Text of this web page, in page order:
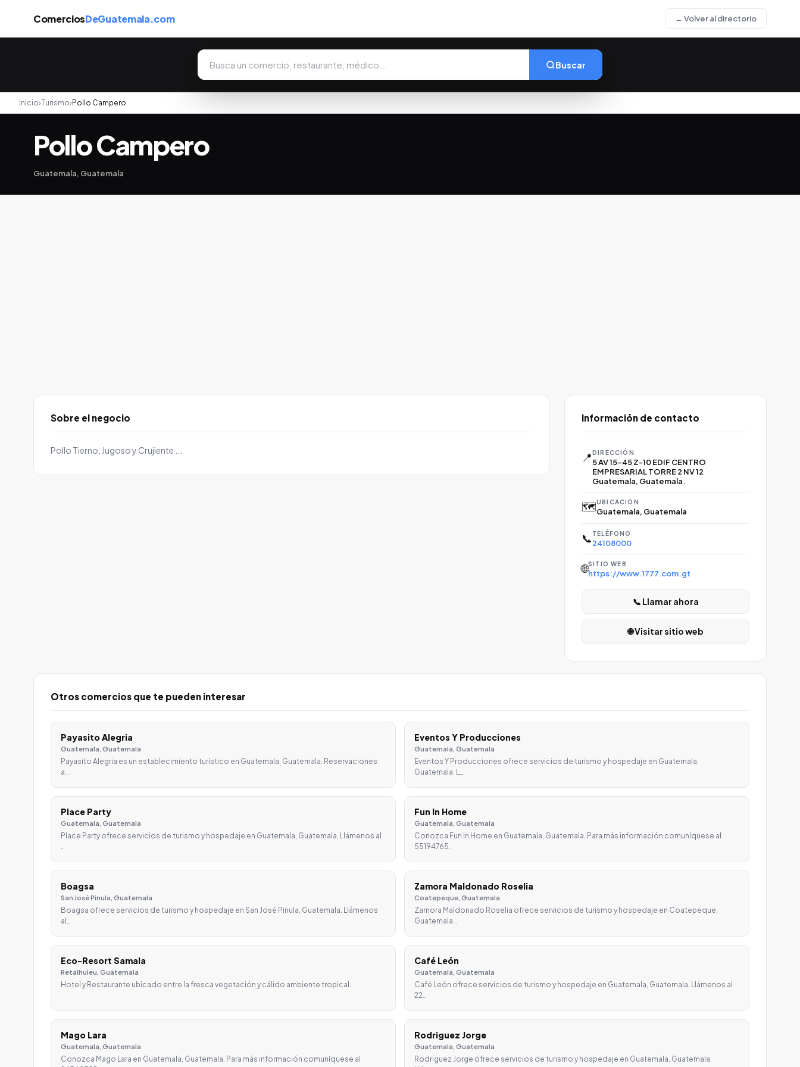
ComerciosDeGuatemala.com ← Volver al directorio
Buscar
Inicio›Turismo› Pollo Campero
Pollo Campero
Guatemala, Guatemala
Sobre el negocio
Pollo Tierno, Jugoso y Crujiente ...
Información de contacto
📍DIRECCIÓN
5 AV 15-45 Z-10 EDIF CENTRO
EMPRESARIAL TORRE 2 NV 12
Guatemala, Guatemala.
🗺️UBICACIÓN
Guatemala, Guatemala
📞 TELÉFONO
24108000
🌐SITIO WEB
https://www.1777.com.gt
📞 Llamar ahora
🌐 Visitar sitio web
Otros comercios que te pueden interesar
Payasito Alegria
Guatemala, Guatemala
Payasito Alegria es un establecimiento turístico en Guatemala, Guatemala. Reservaciones
a…
Eventos Y Producciones
Guatemala, Guatemala
Eventos Y Producciones ofrece servicios de turismo y hospedaje en Guatemala,
Guatemala. L…
Place Party
Guatemala, Guatemala
Place Party ofrece servicios de turismo y hospedaje en Guatemala, Guatemala. Llámenos al
…
Fun In Home
Guatemala, Guatemala
Conozca Fun In Home en Guatemala, Guatemala. Para más información comuníquese al
55194765.
Boagsa
San José Pinula, Guatemala
Boagsa ofrece servicios de turismo y hospedaje en San José Pinula, Guatemala. Llámenos
al…
Zamora Maldonado Roselia
Coatepeque, Guatemala
Zamora Maldonado Roselia ofrece servicios de turismo y hospedaje en Coatepeque,
Guatemala…
Eco-Resort Samala
Retalhuleu, Guatemala
Hotel y Restaurante ubicado entre la fresca vegetación y cálido ambiente tropical.
Café León
Guatemala, Guatemala
Café León ofrece servicios de turismo y hospedaje en Guatemala, Guatemala. Llámenos al
22…
Mago Lara
Guatemala, Guatemala
Conozca Mago Lara en Guatemala, Guatemala. Para más información comuníquese al
Rodriguez Jorge
Guatemala, Guatemala
Rodriguez Jorge ofrece servicios de turismo y hospedaje en Guatemala, Guatemala.